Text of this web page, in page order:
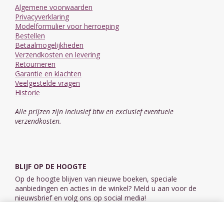
Algemene voorwaarden
Privacyverklaring
Modelformulier voor herroeping
Bestellen
Betaalmogelijkheden
Verzendkosten en levering
Retourneren
Garantie en klachten
Veelgestelde vragen
Historie
Alle prijzen zijn inclusief btw en exclusief eventuele
verzendkosten.
BLIJF OP DE HOOGTE
Op de hoogte blijven van nieuwe boeken, speciale
aanbiedingen en acties in de winkel? Meld u aan voor de
nieuwsbrief en volg ons op social media!